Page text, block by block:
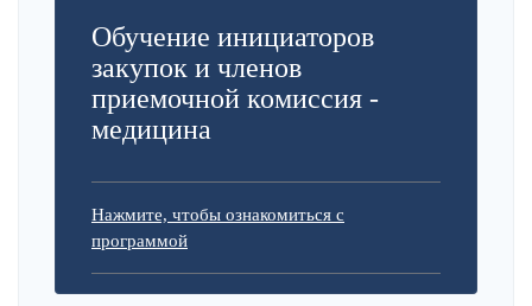
Обучение инициаторов
закупок и членов
приемочной комиссия -
медицина
Нажмите, чтобы ознакомиться с
программой